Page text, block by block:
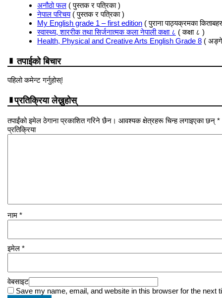
अनौठो फल ( पुस्तक र पत्रिका )
नेपाल परिचय( पुस्तक र पत्रिका )
My English grade 1 – first edition ( पुराना पाठ्यक्रमका
स्वास्थ्य, शाररीक तथा सिर्जनात्मक कला नेपाली कक्षा ८ ( कक्षा ८ )
Health, Physical and Creative Arts English Grade 8 (
तपाईको बिचार
पहिलो कमेन्ट गर्नुहोस्!
प्रतिक्रिया लेख्नुहोस्
तपाईंको इमेल ठेगाना प्रकाशित गरिने छैन। आवश्यक क्षेत्रहरू चिन्ह लगाइएका छन् *
प्रतिक्रिया
नाम *
इमेल *
वेबसाइट
Save my name, email, and website in this browser for the next